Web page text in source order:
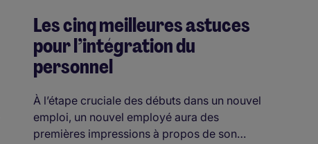
Les cinq meilleures astuces
pour l’intégration du
personnel
À l’étape cruciale des débuts dans un nouvel
emploi, un nouvel employé aura des
premières impressions à propos de son…